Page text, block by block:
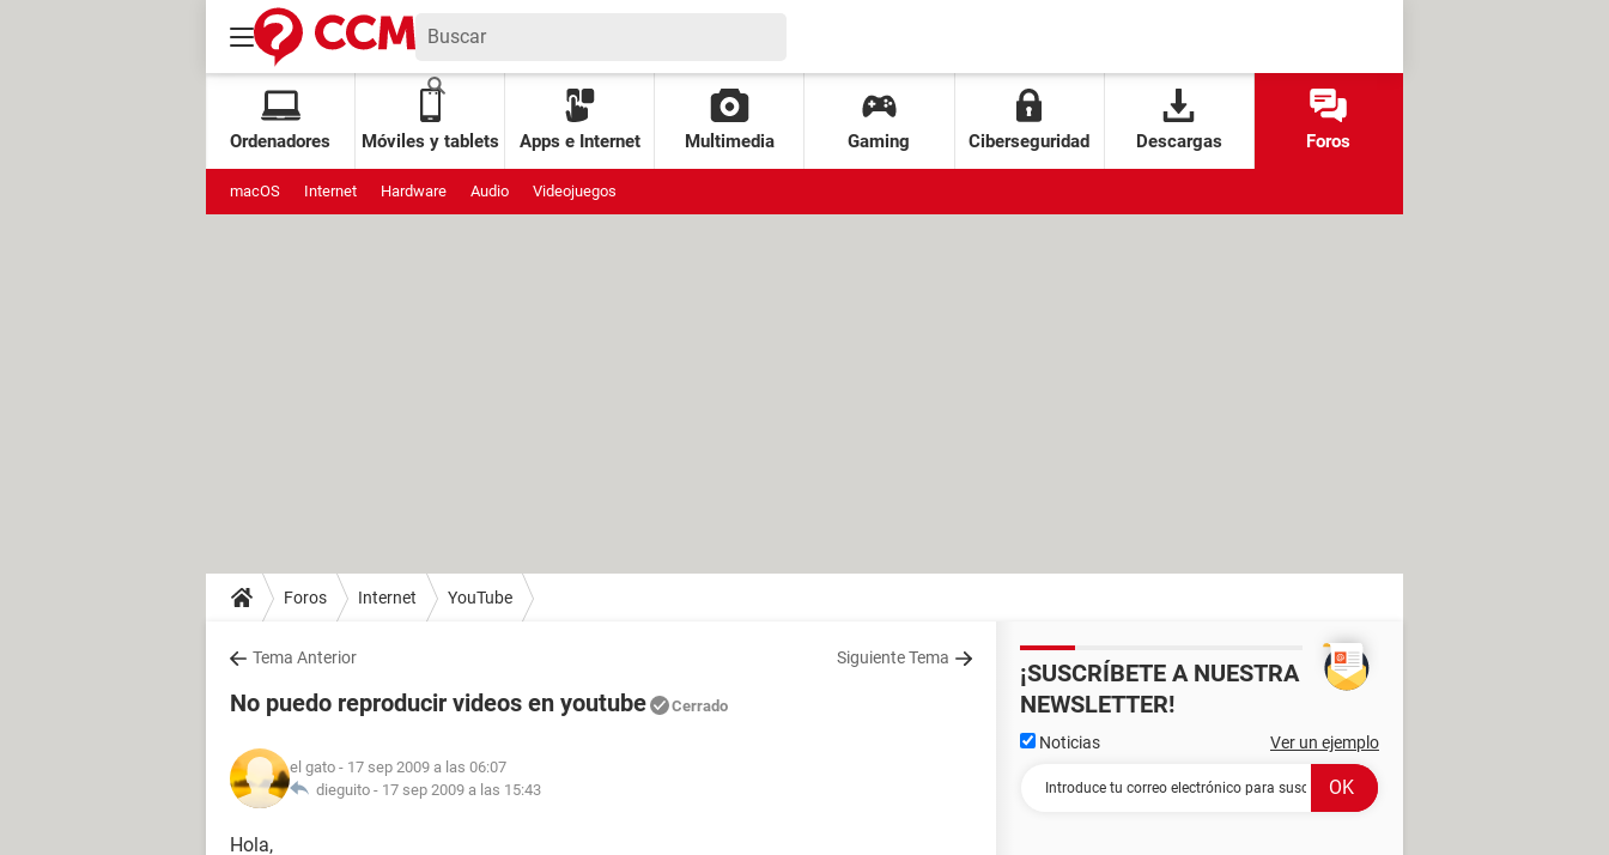
Ordenadores Móviles y tablets Apps e Internet Multimedia Gaming Ciberseguridad Descargas Foros
macOS Internet Hardware Audio Videojuegos
Foros Internet YouTube
Tema Anterior Siguiente Tema
No puedo reproducir videos en youtube Cerrado
el gato - 17 sep 2009 a las 06:07
dieguito - 17 sep 2009 a las 15:43
Hola,
¡SUSCRÍBETE A NUESTRA
NEWSLETTER!
Noticias Ver un ejemplo